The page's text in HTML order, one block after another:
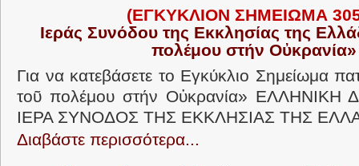
(ΕΓΚΥΚΛΙΟΝ ΣΗΜΕΙΩΜΑ
Ιεράς Συνόδου της Εκκλησίας της
πολέμου στήν Οὐκρανία»
Για να κατεβάσετε το Εγκύκλιο Σημείωμα
τοῦ πολέμου στήν Οὐκρανία»
ΙΕΡΑ ΣΥΝΟΔΟΣ ΤΗΣ ΕΚΚΛΗΣΙΑΣ ΤΗΣ
Διαβάστε περισσότερα...